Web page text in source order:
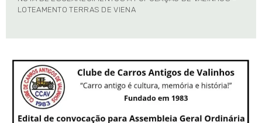
LOTEAMENTO TERRAS DE VIENA